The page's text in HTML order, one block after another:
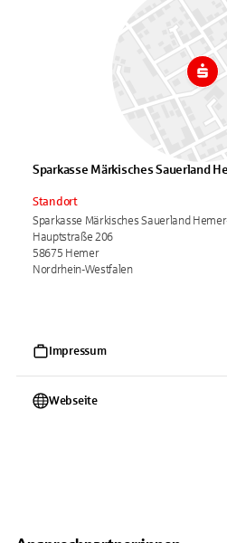
Sparkasse Märkisches Sauerland
Standort
Sparkasse Märkisches Sauerland
Hauptstraße 206
58675 Hemer
Nordrhein-Westfalen
Impressum
Webseite